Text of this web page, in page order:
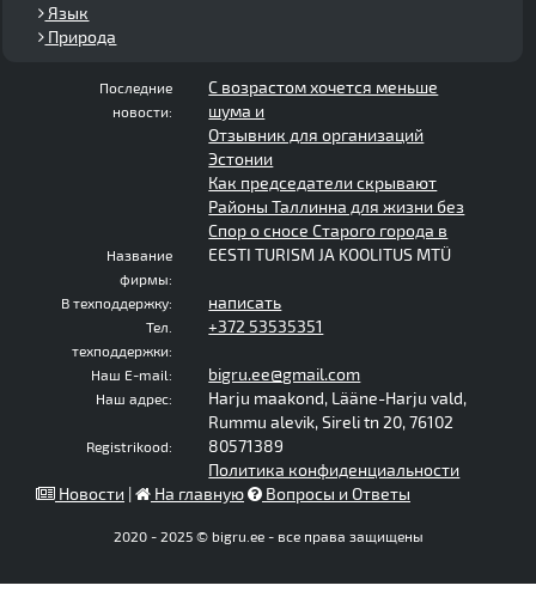
Язык
Природа
Последние
новости:
С возрастом хочется меньше
шума и
Отзывник для организаций
Эстонии
Как председатели скрывают
Районы Таллинна для жизни без
Спор о сносе Старого города в
Название
фирмы:
EESTI TURISM JA KOOLITUS MTÜ
В техподдержку: написать
Тел.
техподдержки:
+372 53535351
Наш E-mail: bigru.ee@gmail.com
Наш адрес:
Harju maakond, Lääne-Harju vald,
Rummu alevik, Sireli tn 20, 76102
Registrikood:
80571389
Политика конфиденциальности
Новости | На главную Вопросы и Ответы
2020 - 2025 © bigru.ee - все права защищены